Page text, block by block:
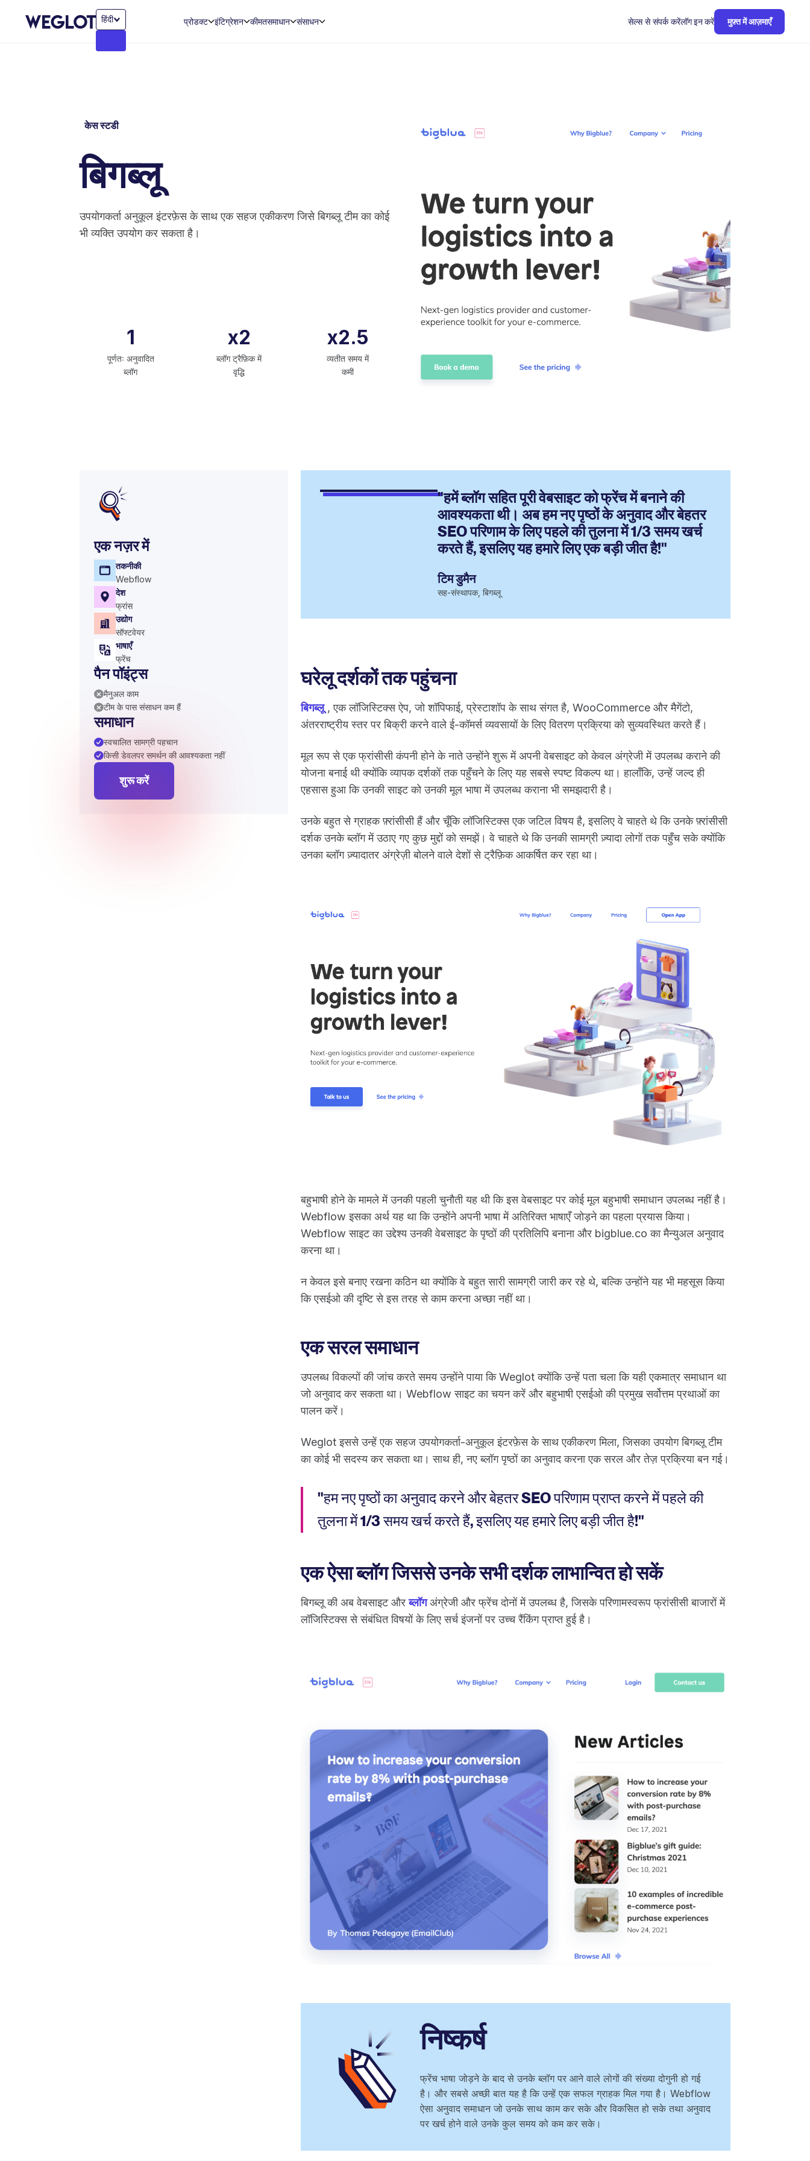
हिंदी प्रोडक्ट इंटिग्रेशन कीमतसमाधान संसाधन सेल्स से संपर्क करेंलॉग इन करें मुफ़्त में आज़माएँ
केस स्टडी
बिगब्लू
उपयोगकर्ता अनुकूल इंटरफ़ेस के साथ एक सहज एकीकरण जिसे बिगब्लू टीम का कोई
भी व्यक्ति उपयोग कर सकता है।
1
पूर्णतः अनुवादित
ब्लॉग
x2
ब्लॉग ट्रैफ़िक में
वृद्धि
x2.5
व्यतीत समय में
कमी
एक नज़र में
तकनीकी
Webflow
देश
फ्रांस
उद्योग
सॉफ्टवेयर
भाषाएँ
फ्रेंच
पैन पॉइंट्स
मैनुअल काम
टीम के पास संसाधन कम हैं
समाधान
स्वचालित सामग्री पहचान
किसी डेवलपर समर्थन की आवश्यकता नहीं
शुरू करें
"हमें ब्लॉग सहित पूरी वेबसाइट को फ्रेंच में बनाने की
आवश्यकता थी। अब हम नए पृष्ठों के अनुवाद और बेहतर
SEO परिणाम के लिए पहले की तुलना में 1/3 समय खर्च
करते हैं, इसलिए यह हमारे लिए एक बड़ी जीत है!"
टिम डुमैन
सह-संस्थापक, बिगब्लू
घरेलू दर्शकों तक पहुंचना
बिगब्लू, एक लॉजिस्टिक्स ऐप, जो शॉपिफाई, प्रेस्टाशॉप के साथ संगत है, WooCommerce और मैगेंटो,
अंतरराष्ट्रीय स्तर पर बिक्री करने वाले ई-कॉमर्स व्यवसायों के लिए वितरण प्रक्रिया को सुव्यवस्थित करते हैं।
मूल रूप से एक फ्रांसीसी कंपनी होने के नाते उन्होंने शुरू में अपनी वेबसाइट को केवल अंग्रेजी में उपलब्ध कराने की
योजना बनाई थी क्योंकि व्यापक दर्शकों तक पहुँचने के लिए यह सबसे स्पष्ट विकल्प था। हालाँकि, उन्हें जल्द ही
एहसास हुआ कि उनकी साइट को उनकी मूल भाषा में उपलब्ध कराना भी समझदारी है।
उनके बहुत से ग्राहक फ़्रांसीसी हैं और चूँकि लॉजिस्टिक्स एक जटिल विषय है, इसलिए वे चाहते थे कि उनके फ़्रांसीसी
दर्शक उनके ब्लॉग में उठाए गए कुछ मुद्दों को समझें। वे चाहते थे कि उनकी सामग्री ज़्यादा लोगों तक पहुँच सके क्योंकि
उनका ब्लॉग ज़्यादातर अंग्रेज़ी बोलने वाले देशों से ट्रैफ़िक आकर्षित कर रहा था।
बहुभाषी होने के मामले में उनकी पहली चुनौती यह थी कि इस वेबसाइट पर कोई मूल बहुभाषी समाधान उपलब्ध नहीं है।
Webflow इसका अर्थ यह था कि उन्होंने अपनी भाषा में अतिरिक्त भाषाएँ जोड़ने का पहला प्रयास किया।
Webflow साइट का उद्देश्य उनकी वेबसाइट के पृष्ठों की प्रतिलिपि बनाना और bigblue.co का मैन्युअल अनुवाद
करना था।
न केवल इसे बनाए रखना कठिन था क्योंकि वे बहुत सारी सामग्री जारी कर रहे थे, बल्कि उन्होंने यह भी महसूस किया
कि एसईओ की दृष्टि से इस तरह से काम करना अच्छा नहीं था।
एक सरल समाधान
उपलब्ध विकल्पों की जांच करते समय उन्होंने पाया कि Weglot क्योंकि उन्हें पता चला कि यही एकमात्र समाधान था
जो अनुवाद कर सकता था। Webflow साइट का चयन करें और बहुभाषी एसईओ की प्रमुख सर्वोत्तम प्रथाओं का
पालन करें।
Weglot इससे उन्हें एक सहज उपयोगकर्ता-अनुकूल इंटरफ़ेस के साथ एकीकरण मिला, जिसका उपयोग बिगब्लू टीम
का कोई भी सदस्य कर सकता था। साथ ही, नए ब्लॉग पृष्ठों का अनुवाद करना एक सरल और तेज़ प्रक्रिया बन गई।
"हम नए पृष्ठों का अनुवाद करने और बेहतर SEO परिणाम प्राप्त करने में पहले की
तुलना में 1/3 समय खर्च करते हैं, इसलिए यह हमारे लिए बड़ी जीत है!"
एक ऐसा ब्लॉग जिससे उनके सभी दर्शक लाभान्वित हो सकें
बिगब्लू की अब वेबसाइट औरब्लॉगअंग्रेजी और फ्रेंच दोनों में उपलब्ध है, जिसके परिणामस्वरूप फ्रांसीसी बाजारों में
लॉजिस्टिक्स से संबंधित विषयों के लिए सर्च इंजनों पर उच्च रैंकिंग प्राप्त हुई है।
निष्कर्ष
फ्रेंच भाषा जोड़ने के बाद से उनके ब्लॉग पर आने वाले लोगों की संख्या दोगुनी हो गई
है। और सबसे अच्छी बात यह है कि उन्हें एक सफल ग्राहक मिल गया है। Webflow
ऐसा अनुवाद समाधान जो उनके साथ काम कर सके और विकसित हो सके तथा अनुवाद
पर खर्च होने वाले उनके कुल समय को कम कर सके।